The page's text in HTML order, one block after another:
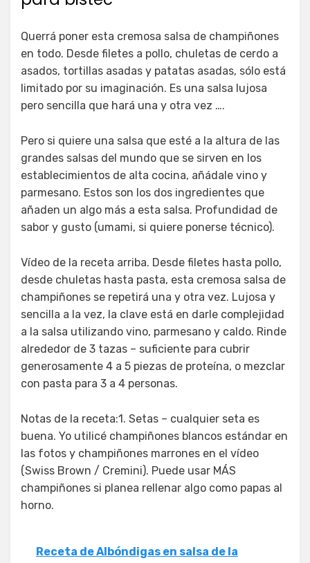
Querrá poner esta cremosa salsa de champiñones
en todo. Desde filetes a pollo, chuletas de cerdo a
asados, tortillas asadas y patatas asadas, sólo está
limitado por su imaginación. Es una salsa lujosa
pero sencilla que hará una y otra vez ….
Pero si quiere una salsa que esté a la altura de las
grandes salsas del mundo que se sirven en los
establecimientos de alta cocina, añádale vino y
parmesano. Estos son los dos ingredientes que
añaden un algo más a esta salsa. Profundidad de
sabor y gusto (umami, si quiere ponerse técnico).
Vídeo de la receta arriba. Desde filetes hasta pollo,
desde chuletas hasta pasta, esta cremosa salsa de
champiñones se repetirá una y otra vez. Lujosa y
sencilla a la vez, la clave está en darle complejidad
a la salsa utilizando vino, parmesano y caldo. Rinde
alrededor de 3 tazas – suficiente para cubrir
generosamente 4 a 5 piezas de proteína, o mezclar
con pasta para 3 a 4 personas.
Notas de la receta:1. Setas – cualquier seta es
buena. Yo utilicé champiñones blancos estándar en
las fotos y champiñones marrones en el vídeo
(Swiss Brown / Cremini). Puede usar MÁS
champiñones si planea rellenar algo como papas al
horno.
Receta de Albóndigas en salsa de la